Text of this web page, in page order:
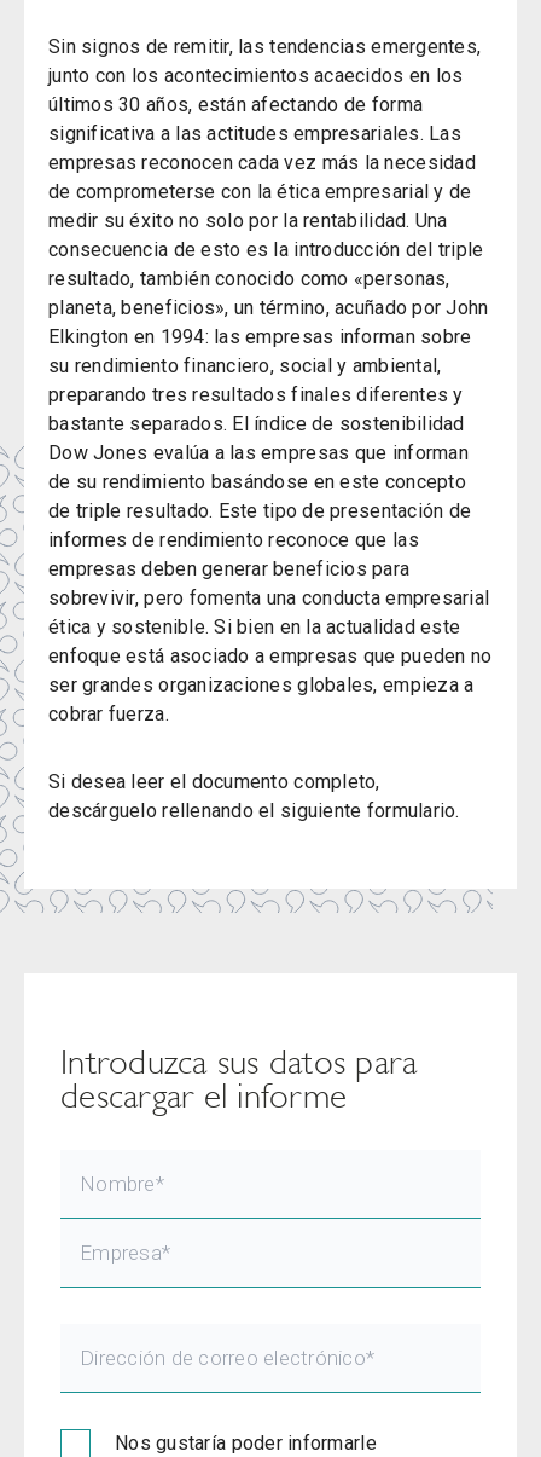
Sin signos de remitir, las tendencias emergentes,
junto con los acontecimientos acaecidos en los
últimos 30 años, están afectando de forma
significativa a las actitudes empresariales. Las
empresas reconocen cada vez más la necesidad
de comprometerse con la ética empresarial y de
medir su éxito no solo por la rentabilidad. Una
consecuencia de esto es la introducción del triple
resultado, también conocido como «personas,
planeta, beneficios», un término, acuñado por John
Elkington en 1994: las empresas informan sobre
su rendimiento financiero, social y ambiental,
preparando tres resultados finales diferentes y
bastante separados. El índice de sostenibilidad
Dow Jones evalúa a las empresas que informan
de su rendimiento basándose en este concepto
de triple resultado. Este tipo de presentación de
informes de rendimiento reconoce que las
empresas deben generar beneficios para
sobrevivir, pero fomenta una conducta empresarial
ética y sostenible. Si bien en la actualidad este
enfoque está asociado a empresas que pueden no
ser grandes organizaciones globales, empieza a
cobrar fuerza.
Si desea leer el documento completo,
descárguelo rellenando el siguiente formulario.
Introduzca sus datos para
descargar el informe
Nos gustaría poder informarle